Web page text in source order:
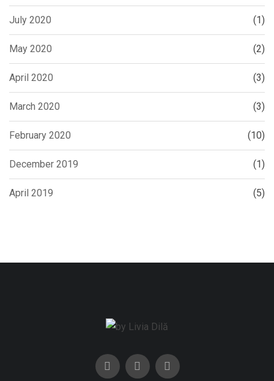
July 2020 (1)
May 2020 (2)
April 2020 (3)
March 2020 (3)
February 2020 (10)
December 2019 (1)
April 2019 (5)